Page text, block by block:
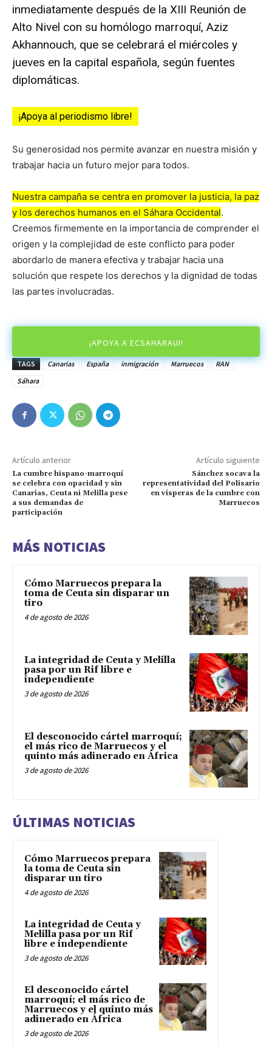
inmediatamente después de la XIII Reunión de
Alto Nivel con su homólogo marroquí, Aziz
Akhannouch, que se celebrará el miércoles y
jueves en la capital española, según fuentes
diplomáticas.
¡Apoya al periodismo libre!
Su generosidad nos permite avanzar en nuestra misión y
trabajar hacia un futuro mejor para todos.
Nuestra campaña se centra en promover la justicia, la paz
y los derechos humanos en el Sáhara Occidental.
Creemos firmemente en la importancia de comprender el
origen y la complejidad de este conflicto para poder
abordarlo de manera efectiva y trabajar hacia una
solución que respete los derechos y la dignidad de todas
las partes involucradas.
¡APOYA A ECSAHARAUI!
TAGS Canarias España inmigración Marruecos
RAN
Sáhara
Artículo anterior
La cumbre hispano-marroquí
se celebra con opacidad y sin
Canarias, Ceuta ni Melilla pese
a sus demandas de
participación
Artículo siguiente
Sánchez socava la
representatividad del Polisario
en vísperas de la cumbre con
Marruecos
MÁS NOTICIAS
Cómo Marruecos prepara la
toma de Ceuta sin disparar un
tiro
4 de agosto de 2026
La integridad de Ceuta y Melilla
pasa por un Rif libre e
independiente
3 de agosto de 2026
El desconocido cártel marroquí;
el más rico de Marruecos y el
quinto más adinerado en África
3 de agosto de 2026
ÚLTIMAS NOTICIAS
Cómo Marruecos prepara
la toma de Ceuta sin
disparar un tiro
4 de agosto de 2026
La integridad de Ceuta y
Melilla pasa por un Rif
libre e independiente
3 de agosto de 2026
El desconocido cártel
marroquí; el más rico de
Marruecos y el quinto más
adinerado en África
3 de agosto de 2026